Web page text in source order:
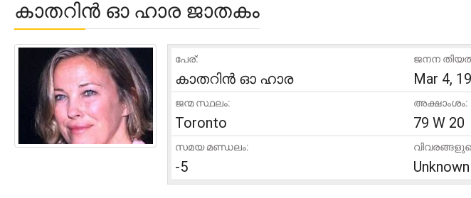
കാതറിൻ ഓ ഹാര ജാതകം
പേര്:
കാതറിൻ ഓ ഹാര
ജനന
Mar 4,
ജന്മ സ്ഥലം:
Toronto
അക്ഷാംശം:
79 W 20
സമയ മണ്ഡലം:
-5 Unknown